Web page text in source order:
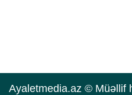
Ayaletmedia.az © Müəllif